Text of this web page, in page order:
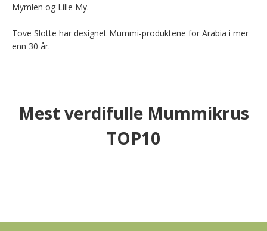
Mymlen og Lille My.
Tove Slotte har designet Mummi-produktene for Arabia i mer
enn 30 år.
Mest verdifulle Mummikrus
TOP10